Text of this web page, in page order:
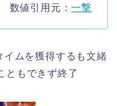
数値引用元：一撃
ムを獲得するも文緒
ともできず終了